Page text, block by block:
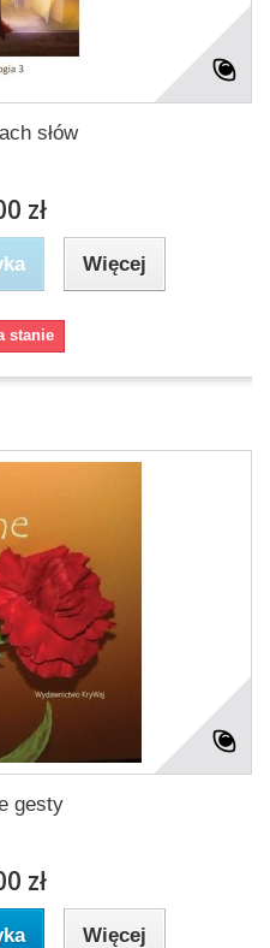
słów
zł
Więcej
stanie
gesty
zł
Więcej